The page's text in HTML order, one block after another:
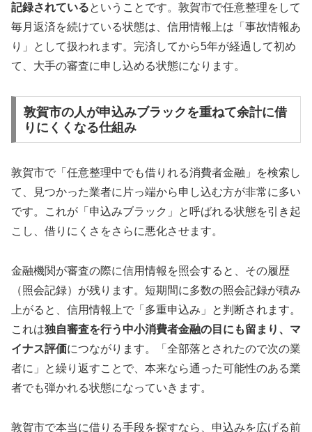
記録されているということです。敦賀市で任意整理をして
毎月返済を続けている状態は、信用情報上は「事故情報あ
り」として扱われます。完済してから5年が経過して初め
て、大手の審査に申し込める状態になります。
敦賀市の人が申込みブラックを重ねて余計に借
りにくくなる仕組み
敦賀市で「任意整理中でも借りれる消費者金融」を検索し
て、見つかった業者に片っ端から申し込む方が非常に多い
です。これが「申込みブラック」と呼ばれる状態を引き起
こし、借りにくさをさらに悪化させます。
金融機関が審査の際に信用情報を照会すると、その履歴
（照会記録）が残ります。短期間に多数の照会記録が積み
上がると、信用情報上で「多重申込み」と判断されます。
これは独自審査を行う中小消費者金融の目にも留まり、マ
イナス評価につながります。「全部落とされたので次の業
者に」と繰り返すことで、本来なら通った可能性のある業
者でも弾かれる状態になっていきます。
敦賀市で本当に借りる手段を探すなら、申込みを広げる前